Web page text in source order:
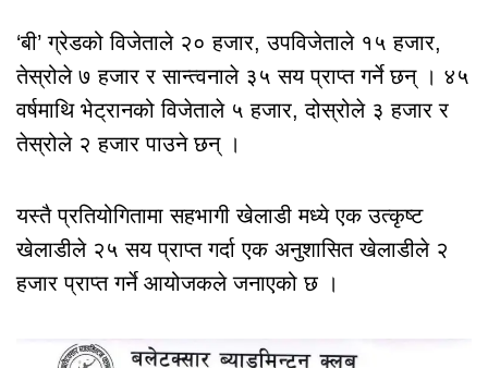
‘बी’ ग्रेडको विजेताले २० हजार, उपविजेताले १५ हजार,
तेस्रोले ७ हजार र सान्त्वनाले ३५ सय प्राप्त गर्ने छन् । ४५
वर्षमाथि भेट्रानको विजेताले ५ हजार, दोस्रोले ३ हजार र
तेस्रोले २ हजार पाउने छन् ।
यस्तै प्रतियोगितामा सहभागी खेलाडी मध्ये एक उत्कृष्ट
खेलाडीले २५ सय प्राप्त गर्दा एक अनुशासित खेलाडीले २
हजार प्राप्त गर्ने आयोजकले जनाएको छ ।